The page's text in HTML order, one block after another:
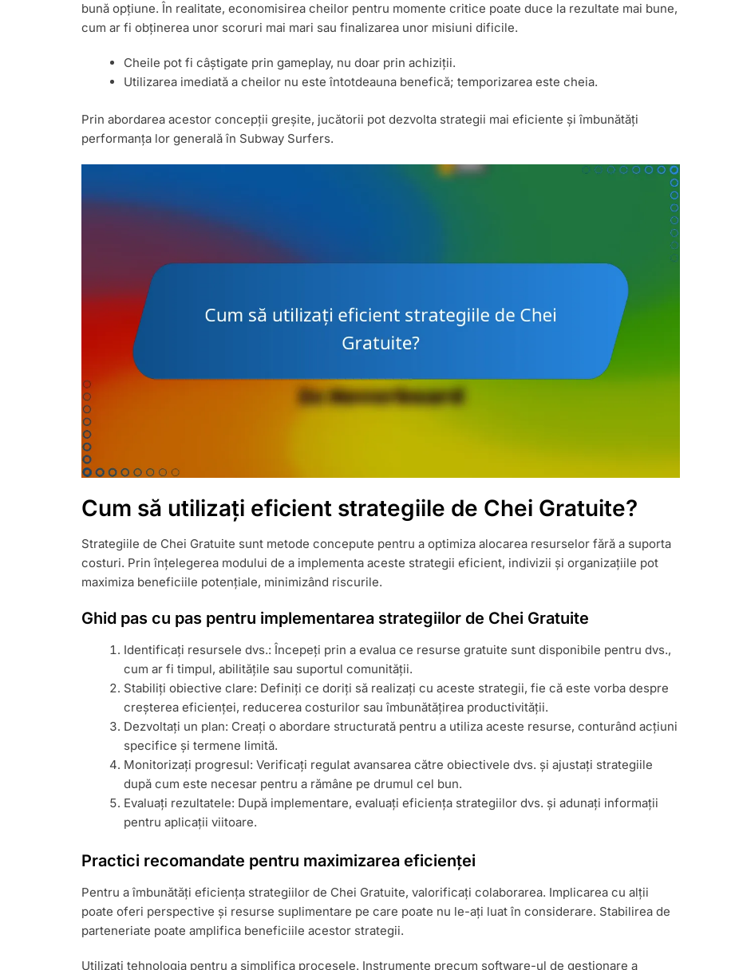
bună opțiune. În realitate, economisirea cheilor pentru momente critice poate duce la rezultate mai bune,
cum ar fi obținerea unor scoruri mai mari sau finalizarea unor misiuni dificile.
Cheile pot fi câștigate prin gameplay, nu doar prin achiziții.
Utilizarea imediată a cheilor nu este întotdeauna benefică; temporizarea este cheia.
Prin abordarea acestor concepții greșite, jucătorii pot dezvolta strategii mai eficiente și îmbunătăți
performanța lor generală în Subway Surfers.
Cum să utilizați eficient strategiile de Chei Gratuite?
Strategiile de Chei Gratuite sunt metode concepute pentru a optimiza alocarea resurselor fără a suporta
costuri. Prin înțelegerea modului de a implementa aceste strategii eficient, indivizii și organizațiile pot
maximiza beneficiile potențiale, minimizând riscurile.
Ghid pas cu pas pentru implementarea strategiilor de Chei Gratuite
Identificați resursele dvs.: Începeți prin a evalua ce resurse gratuite sunt disponibile pentru dvs.,
cum ar fi timpul, abilitățile sau suportul comunității.
Stabiliți obiective clare: Definiți ce doriți să realizați cu aceste strategii, fie că este vorba despre
creșterea eficienței, reducerea costurilor sau îmbunătățirea productivității.
Dezvoltați un plan: Creați o abordare structurată pentru a utiliza aceste resurse, conturând acțiuni
specifice și termene limită.
Monitorizați progresul: Verificați regulat avansarea către obiectivele dvs. și ajustați strategiile
după cum este necesar pentru a rămâne pe drumul cel bun.
Evaluați rezultatele: După implementare, evaluați eficiența strategiilor dvs. și adunați informații
pentru aplicații viitoare.
Practici recomandate pentru maximizarea eficienței
Pentru a îmbunătăți eficiența strategiilor de Chei Gratuite, valorificați colaborarea. Implicarea cu alții
poate oferi perspective și resurse suplimentare pe care poate nu le-ați luat în considerare. Stabilirea de
parteneriate poate amplifica beneficiile acestor strategii.
Utilizați tehnologia pentru a simplifica procesele. Instrumente precum software-ul de gestionare a